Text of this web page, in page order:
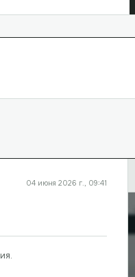
04 июня 2026 г., 09:41